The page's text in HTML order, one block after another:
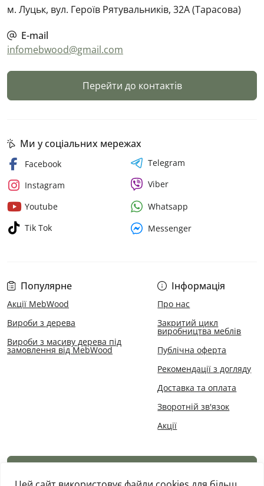
м. Луцьк, вул. Героїв Рятувальників, 32А (Тарасова)
E-mail
infomebwood@gmail.com
Перейти до контактів
Популярне
Акції MebWood
Вироби з дерева
Вироби з масиву дерева під
замовлення від MebWood
Інформація
Про нас
Закритий цикл
виробництва меблів
Публічна оферта
Рекомендації з догляду
Доставка та оплата
Зворотній зв'язок
Акції
Ми у соціальних мережах
Facebook
Instagram
Youtube
Tik Tok
Telegram
Viber
Whatsapp
Messenger